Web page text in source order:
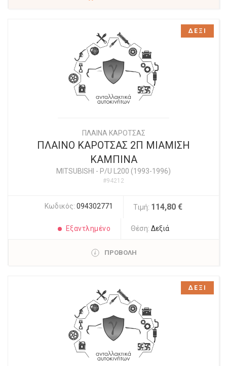
ΠΛΑΙΝΑ ΚΑΡΟΤΣΑΣ
ΠΛΑΙΝΟ ΚΑΡΟΤΣΑΣ 2Π ΜΙΑΜΙΣΗ
ΚΑΜΠΙΝΑ
MITSUBISHI - P/U L200 (1993-1996)
#94212
Κωδικός: 094302771 Τιμή: 114,80 €
Εξαντλημένο Θέση:Δεξιά
ΠΡΟΒΟΛΗ
ΔΕΞΙ
ΔΕΞΙ